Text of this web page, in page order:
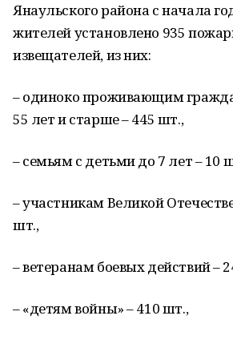
Янаульского района с начала
жителей установлено 935
извещателей, из них:
– одиноко проживающим
55 лет и старше – 445 шт.,
– семьям с детьми до 7 лет – 10
– участникам Великой
шт.,
– ветеранам боевых действий –
– «детям войны» – 410 шт.,